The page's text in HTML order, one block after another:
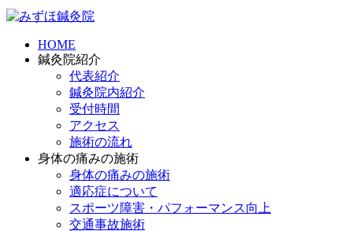
HOME
鍼灸院紹介
代表紹介
鍼灸院内紹介
受付時間
アクセス
施術の流れ
身体の痛みの施術
身体の痛みの施術
適応症について
スポーツ障害・パフォーマンス向上
交通事故施術